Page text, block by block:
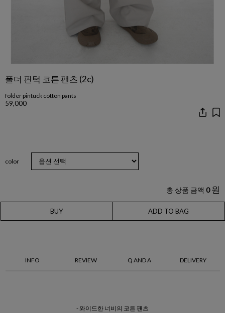
폴더 핀턱 코튼 팬츠 (2c)
folder pintuck cotton pants
59,000
color
총 상품 금액 0 원
BUY ADD TO BAG
INFO REVIEW Q AND A DELIVERY
- 와이드한 너비의 코튼 팬츠